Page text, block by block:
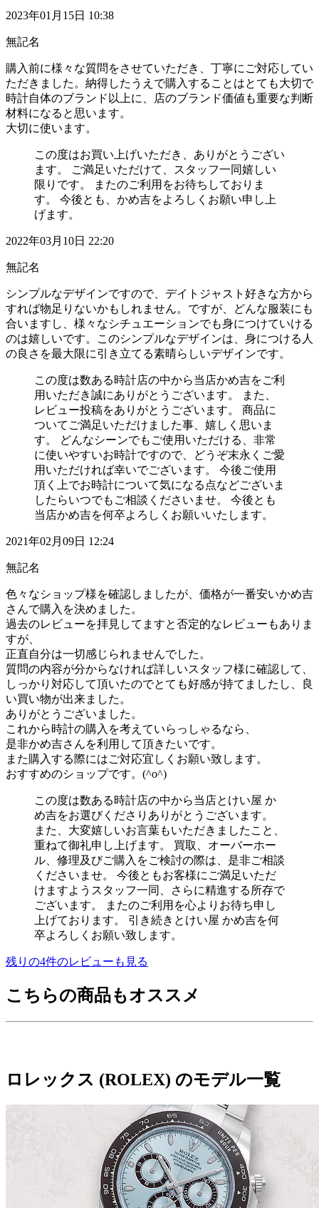
2023年01月15日 10:38
無記名
購入前に様々な質問をさせていただき、丁寧にご対応してい
ただきました。納得したうえで購入することはとても大切で
時計自体のブランド以上に、店のブランド価値も重要な判断
材料になると思います。
大切に使います。
この度はお買い上げいただき、ありがとうござい
ます。 ご満足いただけて、スタッフ一同嬉しい
限りです。 またのご利用をお待ちしておりま
す。 今後とも、かめ吉をよろしくお願い申し上
げます。
2022年03月10日 22:20
無記名
シンプルなデザインですので、デイトジャスト好きな方から
すれば物足りないかもしれません。ですが、どんな服装にも
合いますし、様々なシチュエーションでも身につけていける
のは嬉しいです。このシンプルなデザインは、身につける人
の良さを最大限に引き立てる素晴らしいデザインです。
この度は数ある時計店の中から当店かめ吉をご利
用いただき誠にありがとうございます。 また、
レビュー投稿をありがとうございます。 商品に
ついてご満足いただけました事、嬉しく思いま
す。 どんなシーンでもご使用いただける、非常
に使いやすいお時計ですので、どうぞ末永くご愛
用いただければ幸いでございます。 今後ご使用
頂く上でお時計について気になる点などございま
したらいつでもご相談くださいませ。 今後とも
当店かめ吉を何卒よろしくお願いいたします。
2021年02月09日 12:24
無記名
色々なショップ様を確認しましたが、価格が一番安いかめ吉
さんで購入を決めました。
過去のレビューを拝見してますと否定的なレビューもありま
すが、
正直自分は一切感じられませんでした。
質問の内容が分からなければ詳しいスタッフ様に確認して、
しっかり対応して頂いたのでとても好感が持てましたし、良
い買い物が出来ました。
ありがとうございました。
これから時計の購入を考えていらっしゃるなら、
是非かめ吉さんを利用して頂きたいです。
また購入する際にはご対応宜しくお願い致します。
おすすめのショップです。(^o^)
この度は数ある時計店の中から当店とけい屋 か
め吉をお選びくださりありがとうございます。
また、大変嬉しいお言葉もいただきましたこと、
重ねて御礼申し上げます。 買取、オーバーホー
ル、修理及びご購入をご検討の際は、是非ご相談
くださいませ。 今後ともお客様にご満足いただ
けますようスタッフ一同、さらに精進する所存で
ございます。 またのご利用を心よりお待ち申し
上げております。 引き続きとけい屋 かめ吉を何
卒よろしくお願い致します。
残りの4件のレビューも見る
こちらの商品もオススメ
ロレックス (ROLEX) のモデル一覧